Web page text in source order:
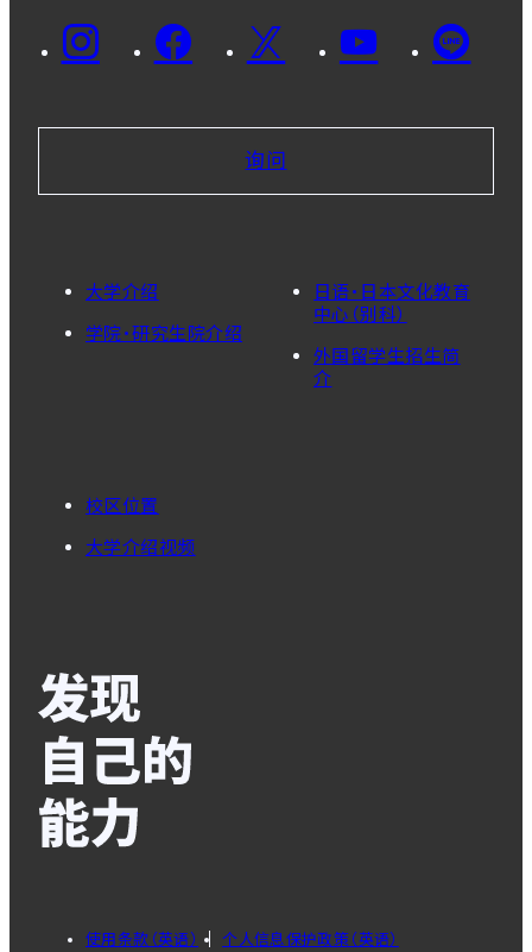
询问
大学介绍
学院・研究生院介绍
日语・日本文化教育
中心（别科）
外国留学生招生简
介
校区位置
大学介绍视频
使用条款（英语） 个人信息保护政策（英语）